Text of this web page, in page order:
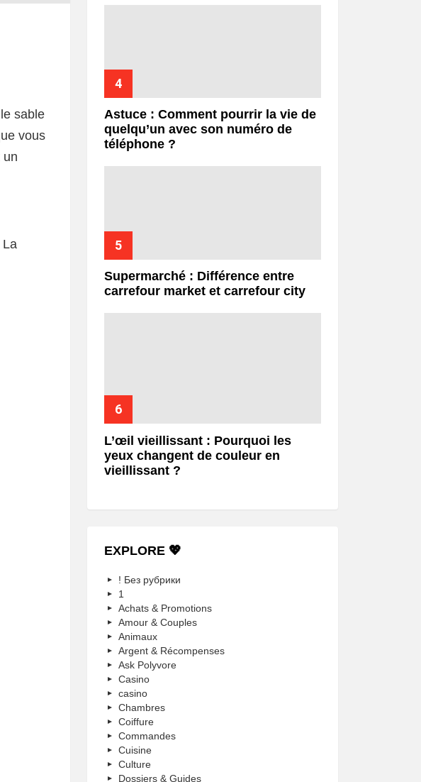
sable
vous
un
Astuce : Comment pourrir la vie de
quelqu’un avec son numéro de
téléphone ?
Supermarché : Différence entre
carrefour market et carrefour city
L’œil vieillissant : Pourquoi les
yeux changent de couleur en
vieillissant ?
EXPLORE 💖
! Без рубрики
1
Achats & Promotions
Amour & Couples
Animaux
Argent & Récompenses
Ask Polyvore
Casino
casino
Chambres
Coiffure
Commandes
Cuisine
Culture
Dossiers & Guides